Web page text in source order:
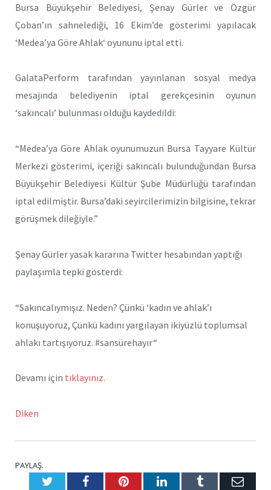
Bursa Büyükşehir Belediyesi, Şenay Gürler ve Özgür
Çoban’ın sahnelediği, 16 Ekim’de gösterimi yapılacak
‘Medea’ya Göre Ahlak‘ oyununu iptal etti.
GalataPerform tarafından yayınlanan sosyal medya
mesajında belediyenin iptal gerekçesinin oyunun
‘sakıncalı’ bulunması olduğu kaydedildi:
“Medea’ya Göre Ahlak oyunumuzun Bursa Tayyare Kültür
Merkezi gösterimi, içeriği sakıncalı bulunduğundan Bursa
Büyükşehir Belediyesi Kültür Şube Müdürlüğü tarafından
iptal edilmiştir. Bursa’daki seyircilerimizin bilgisine, tekrar
görüşmek dileğiyle.”
Şenay Gürler yasak kararına Twitter hesabından yaptığı
paylaşımla tepki gösterdi:
“Sakıncalıymışız. Neden? Çünkü ‘kadın ve ahlak’ı
konuşuyoruz, Çünkü kadını yargılayan ikiyüzlü toplumsal
ahlakı tartışıyoruz. #sansürehayır“
Devamı için tıklayınız.
Diken
PAYLAŞ.
TwitterFacebookPinterestLinkedInTumblr E-